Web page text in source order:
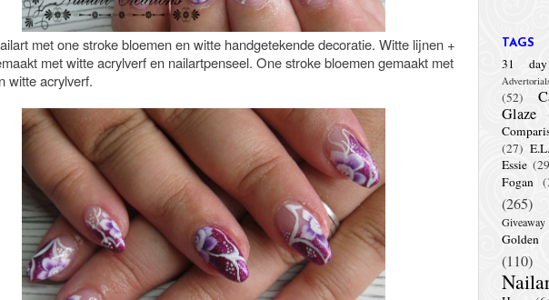
met one stroke bloemen en witte handgetekende decoratie. Witte lijnen +
met witte acrylverf en nailartpenseel. One stroke bloemen gemaakt met
witte acrylverf.
TAGS
31
(52)
Glaze
(27)
Essie
Fogan
(265)
Giveaway
Golden
(110)